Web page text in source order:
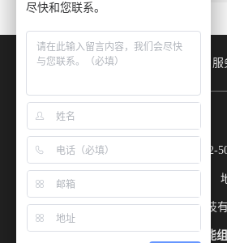
网站首页| 服
联系人：孟生 手机：151-9002-
网 址：http://www.0512zxy.com
版权所有：苏州振鑫焱光伏科技
本站关键词：组件回收-太阳能
尽快和您联系。